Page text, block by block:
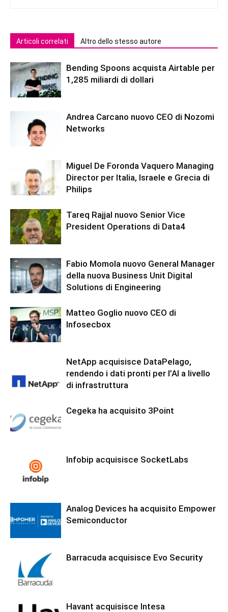
Articoli correlati Altro dello stesso autore
Bending Spoons acquista Airtable per
1,285 miliardi di dollari
Andrea Carcano nuovo CEO di Nozomi
Networks
Miguel De Foronda Vaquero Managing
Director per Italia, Israele e Grecia di
Philips
Tareq Rajjal nuovo Senior Vice
President Operations di Data4
Fabio Momola nuovo General Manager
della nuova Business Unit Digital
Solutions di Engineering
Matteo Goglio nuovo CEO di
Infosecbox
NetApp acquisisce DataPelago,
rendendo i dati pronti per l’AI a livello
di infrastruttura
Cegeka ha acquisito 3Point
Infobip acquisisce SocketLabs
Analog Devices ha acquisito Empower
Semiconductor
Barracuda acquisisce Evo Security
Havant acquisisce Intesa